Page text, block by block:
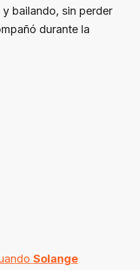
bailando, sin perder
durante la
Solange